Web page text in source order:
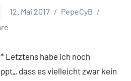
12. Mai 2017
PepeCyB
Letztens habe ich noch
dass es vielleicht zwar kein